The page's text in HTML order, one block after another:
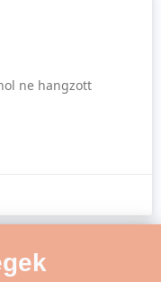
ne hangzott